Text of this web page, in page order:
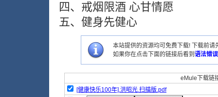
四、戒烟限酒 心甘情愿
五、健身先健心
本站提供的资源均可免费下载! 下载前
如果你在点击下面的链接后看到 语法错误
eMule下载链
[健康快乐100年].洪昭光.扫描版.pdf